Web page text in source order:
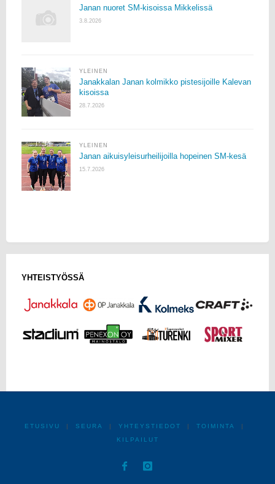
Janan nuoret SM-kisoissa Mikkelissä
3.8.2026
YLEINEN
Janakkalan Janan kolmikko pistesijoille Kalevan
kisoissa
28.7.2026
YLEINEN
Janan aikuisyleisurheilijoilla hopeinen SM-kesä
15.7.2026
YHTEISTYÖSSÄ
ETUSIVU | SEURA | YHTEYSTIEDOT | TOIMINTA
|
KILPAILUT